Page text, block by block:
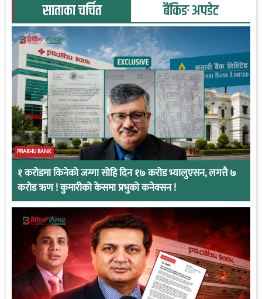
साताका चर्चित बैंकिङ अपडेट
PRABHU BANK
१ करोडमा किनेको जग्गा सोहि दिन १७ करोड भ्यालुएसन, लगत्तै ७
करोड ऋण ! कुमारीको केसमा प्रभुको कनेक्सन !